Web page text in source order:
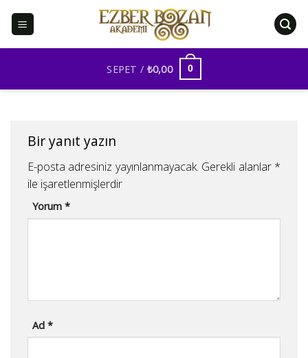
SEPET / ₺0,00 0
Bir yanıt yazın
E-posta adresiniz yayınlanmayacak. Gerekli alanlar *
ile işaretlenmişlerdir
Yorum*
Ad*